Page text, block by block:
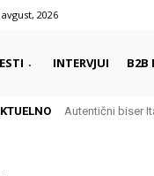
2026
INTERVJUI B2B
Autentični biser